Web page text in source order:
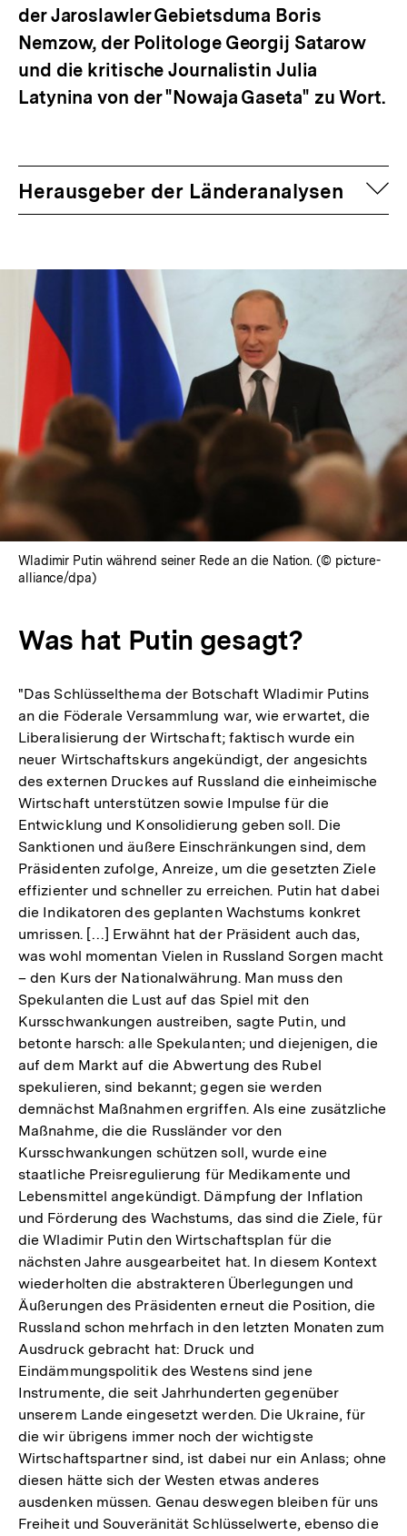
der Jaroslawler Gebietsduma Boris
Nemzow, der Politologe Georgij Satarow
und die kritische Journalistin Julia
Latynina von der "Nowaja Gaseta" zu Wort.
Herausgeber der Länderanalysen
Wladimir Putin während seiner Rede an die Nation. (© picture-
alliance/dpa)
Was hat Putin gesagt?
"Das Schlüsselthema der Botschaft Wladimir Putins
an die Föderale Versammlung war, wie erwartet, die
Liberalisierung der Wirtschaft; faktisch wurde ein
neuer Wirtschaftskurs angekündigt, der angesichts
des externen Druckes auf Russland die einheimische
Wirtschaft unterstützen sowie Impulse für die
Entwicklung und Konsolidierung geben soll. Die
Sanktionen und äußere Einschränkungen sind, dem
Präsidenten zufolge, Anreize, um die gesetzten Ziele
effizienter und schneller zu erreichen. Putin hat dabei
die Indikatoren des geplanten Wachstums konkret
umrissen. […] Erwähnt hat der Präsident auch das,
was wohl momentan Vielen in Russland Sorgen macht
– den Kurs der Nationalwährung. Man muss den
Spekulanten die Lust auf das Spiel mit den
Kursschwankungen austreiben, sagte Putin, und
betonte harsch: alle Spekulanten; und diejenigen, die
auf dem Markt auf die Abwertung des Rubel
spekulieren, sind bekannt; gegen sie werden
demnächst Maßnahmen ergriffen. Als eine zusätzliche
Maßnahme, die die Russländer vor den
Kursschwankungen schützen soll, wurde eine
staatliche Preisregulierung für Medikamente und
Lebensmittel angekündigt. Dämpfung der Inflation
und Förderung des Wachstums, das sind die Ziele, für
die Wladimir Putin den Wirtschaftsplan für die
nächsten Jahre ausgearbeitet hat. In diesem Kontext
wiederholten die abstrakteren Überlegungen und
Äußerungen des Präsidenten erneut die Position, die
Russland schon mehrfach in den letzten Monaten zum
Ausdruck gebracht hat: Druck und
Eindämmungspolitik des Westens sind jene
Instrumente, die seit Jahrhunderten gegenüber
unserem Lande eingesetzt werden. Die Ukraine, für
die wir übrigens immer noch der wichtigste
Wirtschaftspartner sind, ist dabei nur ein Anlass; ohne
diesen hätte sich der Westen etwas anderes
ausdenken müssen. Genau deswegen bleiben für uns
Freiheit und Souveränität Schlüsselwerte, ebenso die